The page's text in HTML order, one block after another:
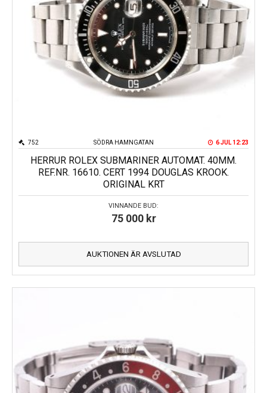
SÖDRA HAMNGATAN
752 6 JUL 12:23
HERRUR ROLEX SUBMARINER AUTOMAT. 40MM.
REF.NR. 16610. CERT 1994 DOUGLAS KROOK.
ORIGINAL KRT
VINNANDE BUD:
75 000 kr
AUKTIONEN ÄR AVSLUTAD